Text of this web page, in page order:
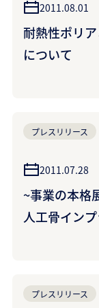
2011.08.01
耐熱性ポリ
について
プレスリリース
2011.07.28
~事業の本格
人工骨イン
プレスリリース